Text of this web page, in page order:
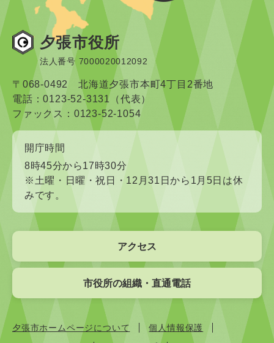
夕張市役所
法人番号 7000020012092
〒068-0492 北海道夕張市本町4丁目2番地
電話：0123-52-3131（代表）
ファックス：0123-52-1054
開庁時間
8時45分から17時30分
※土曜・日曜・祝日・12月31日から1月5日は休
みです。
アクセス
市役所の組織・直通電話
夕張市ホームページについて
個人情報保護